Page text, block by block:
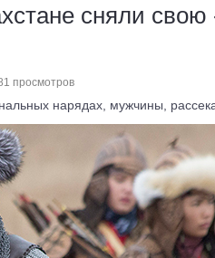
сняли свою
просмотров
нарядах, мужчины,